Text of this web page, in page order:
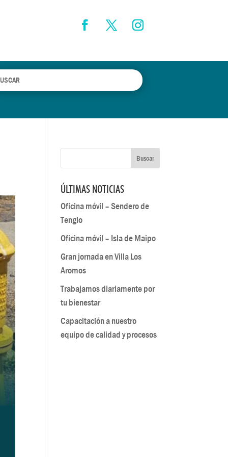
ÚLTIMAS NOTICIAS
Oficina móvil – Sendero de
Tenglo
Oficina móvil – Isla de Maipo
Gran jornada en Villa Los
Aromos
Trabajamos diariamente por
tu bienestar
Capacitación a nuestro
equipo de calidad y procesos